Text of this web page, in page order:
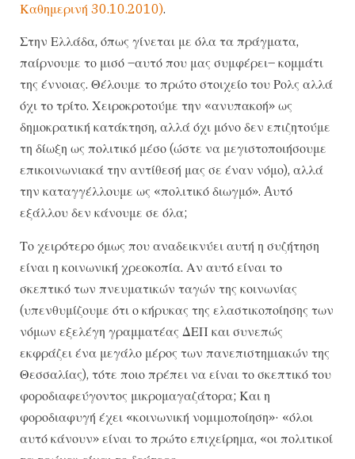
Καθημερινή 30.10.2010).
Στην Ελλάδα, όπως γίνεται με όλα τα πράγματα,
παίρνουμε το μισό –αυτό που μας συμφέρει– κομμάτι
της έννοιας. Θέλουμε το πρώτο στοιχείο του Ρολς αλλά
όχι το τρίτο. Χειροκροτούμε την «ανυπακοή» ως
δημοκρατική κατάκτηση, αλλά όχι μόνο δεν επιζητούμε
τη δίωξη ως πολιτικό μέσο (ώστε να μεγιστοποιήσουμε
επικοινωνιακά την αντίθεσή μας σε έναν νόμο), αλλά
την καταγγέλλουμε ως «πολιτικό διωγμό». Aυτό
εξάλλου δεν κάνουμε σε όλα;
Το χειρότερο όμως που αναδεικνύει αυτή η συζήτηση
είναι η κοινωνική χρεοκοπία. Αν αυτό είναι το
σκεπτικό των πνευματικών ταγών της κοινωνίας
(υπενθυμίζουμε ότι ο κήρυκας της ελαστικοποίησης των
νόμων εξελέγη γραμματέας ΔΕΠ και συνεπώς
εκφράζει ένα μεγάλο μέρος των πανεπιστημιακών της
Θεσσαλίας), τότε ποιο πρέπει να είναι το σκεπτικό του
φοροδιαφεύγοντος μικρομαγαζάτορα; Και η
φοροδιαφυγή έχει «κοινωνική νομιμοποίηση»· «όλοι
αυτό κάνουν» είναι το πρώτο επιχείρημα, «οι πολιτικοί